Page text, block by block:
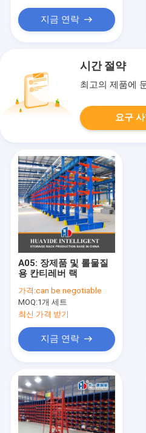
지금 연락
시간 절약
최고의 제품에
요구
A05: 장제품 및 롤물질
용 칸티레버 랙
가격:can be negotiable
MOQ:1개 세트
최신 가격 받기
지금 연락